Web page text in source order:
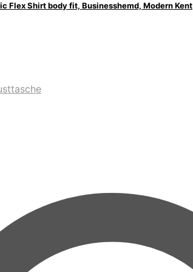
Flex Shirt body fit, Businesshemd, Modern Kent